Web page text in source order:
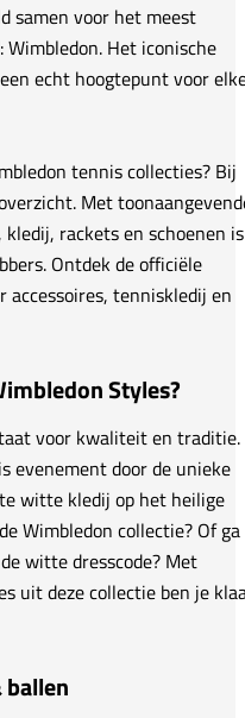
samen voor het meest
Het iconische
echt hoogtepunt voor
tennis collecties? Bij
Met
rackets en schoenen is
Ontdek de officiële
tenniskledij en
Styles?
voor kwaliteit en traditie.
evenement door de unieke
witte kledij op het heilige
Wimbledon collectie? Of ga
witte dresscode? Met
uit deze collectie ben je